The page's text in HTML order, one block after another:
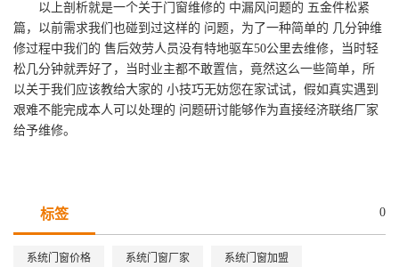
以上剖析就是一个关于门窗维修的 中漏风问题的 五金件松紧
篇，以前需求我们也碰到过这样的 问题，为了一种简单的 几分钟维
修过程中我们的 售后效劳人员没有特地驱车50公里去维修，当时轻
松几分钟就弄好了，当时业主都不敢置信，竟然这么一些简单，所
以关于我们应该教给大家的 小技巧无妨您在家试试，假如真实遇到
艰难不能完成本人可以处理的 问题研讨能够作为直接经济联络厂家
给予维修。
标签 0
系统门窗价格 系统门窗厂家 系统门窗加盟